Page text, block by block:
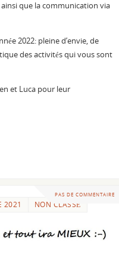
que la communication via
2022: pleine d’envie, de
des activités qui vous sont
et Luca pour leur
PAS DE COMMENTAIRE
2021 NON CLASSÉ